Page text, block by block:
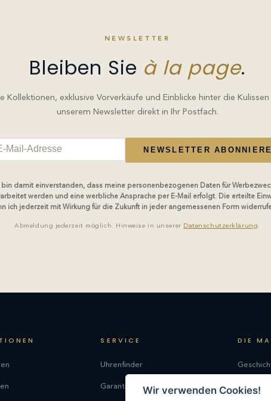
NEWSLETTER
Bleiben Sie à la page.
Kollektionen, exklusive Vorverkäufe und Einblicke hinter die
unserem Newsletter direkt in Ihr Postfach.
NEWSLETTER
bin damit einverstanden, dass meine personenbezogenen Daten für
werden und eine werbliche Ansprache per E-Mail erfolgt. Die erteilte
ich jederzeit mit Wirkung für die Zukunft in jeder angemessenen Form
Abmeldung jederzeit möglich. Hinweise in unserer Datenschutzerklärung.
SERVICE
Uhrenfinder
Garantie
DIE
Wir verwenden Cookies!